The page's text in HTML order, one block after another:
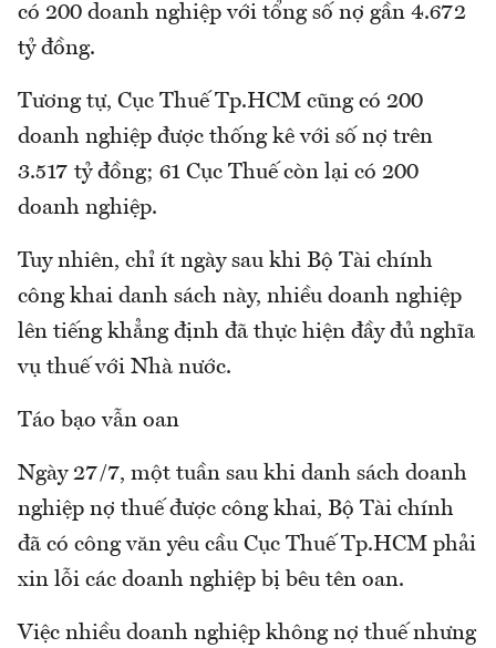
có 200 doanh nghiệp với tổng số nợ gần 4.672
tỷ đồng.
Tương tự, Cục Thuế Tp.HCM cũng có 200
doanh nghiệp được thống kê với số nợ trên
3.517 tỷ đồng; 61 Cục Thuế còn lại có 200
doanh nghiệp.
Tuy nhiên, chỉ ít ngày sau khi Bộ Tài chính
công khai danh sách này, nhiều doanh nghiệp
lên tiếng khẳng định đã thực hiện đầy đủ nghĩa
vụ thuế với Nhà nước.
Táo bạo vẫn oan
Ngày 27/7, một tuần sau khi danh sách doanh
nghiệp nợ thuế được công khai, Bộ Tài chính
đã có công văn yêu cầu Cục Thuế Tp.HCM phải
xin lỗi các doanh nghiệp bị bêu tên oan.
Việc nhiều doanh nghiệp không nợ thuế nhưng